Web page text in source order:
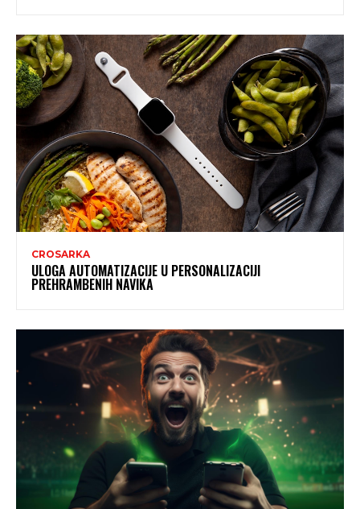
CROSARKA
ULOGA AUTOMATIZACIJE U PERSONALIZACIJI
PREHRAMBENIH NAVIKA